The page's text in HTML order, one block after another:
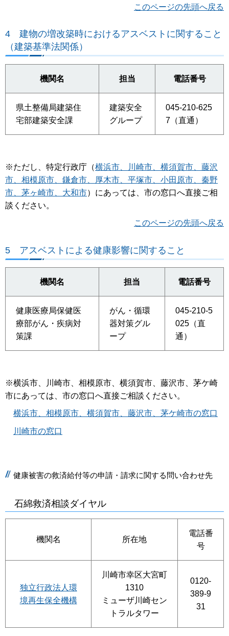
このページの先頭へ戻る
4 建物の増改築時におけるアスベストに関すること
（建築基準法関係）
機関名 担当 電話番号
県土整備局建築住
宅部建築安全課
建築安全
グループ
045-210-625
7（直通）
※ただし、特定行政庁（横浜市、川崎市、横須賀市、藤沢
市、相模原市、鎌倉市、厚木市、平塚市、小田原市、秦野
市、茅ヶ崎市、大和市）にあっては、市の窓口へ直接ご相
談ください。
このページの先頭へ戻る
5 アスベストによる健康影響に関すること
機関名 担当 電話番号
健康医療局保健医
療部がん・疾病対
策課
がん・循環
器対策グル
ープ
045-210-5
025（直
通）
※横浜市、川崎市、相模原市、横須賀市、藤沢市、茅ケ崎
市にあっては、市の窓口へ直接ご相談ください。
横浜市、相模原市、横須賀市、藤沢市、茅ケ崎市の窓口
川崎市の窓口
健康被害の救済給付等の申請・請求に関する問い合わせ先
石綿救済相談ダイヤル
機関名 所在地
電話番
号
独立行政法人環
境再生保全機構
川崎市幸区大宮町
1310
ミューザ川崎セン
トラルタワー
0120-
389-9
31